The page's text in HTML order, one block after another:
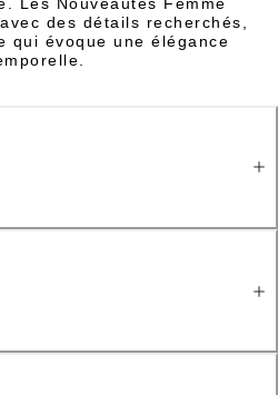
des détails recherchés,
qui évoque une élégance